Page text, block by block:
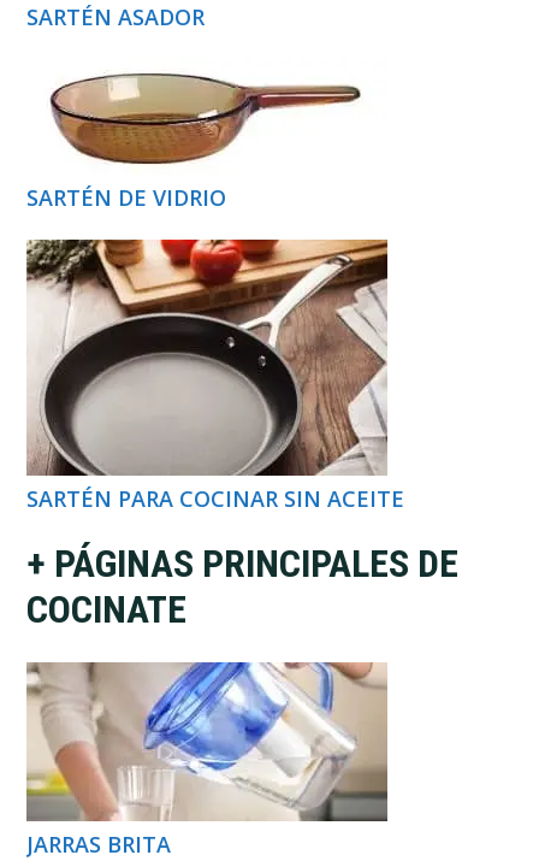
SARTÉN ASADOR
SARTÉN DE VIDRIO
SARTÉN PARA COCINAR SIN ACEITE
+ PÁGINAS PRINCIPALES DE
COCINATE
JARRAS BRITA